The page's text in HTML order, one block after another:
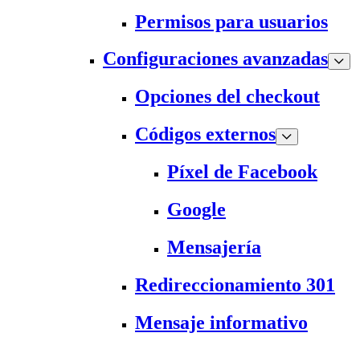
Permisos para usuarios
Configuraciones avanzadas
Opciones del checkout
Códigos externos
Píxel de Facebook
Google
Mensajería
Redireccionamiento 301
Mensaje informativo